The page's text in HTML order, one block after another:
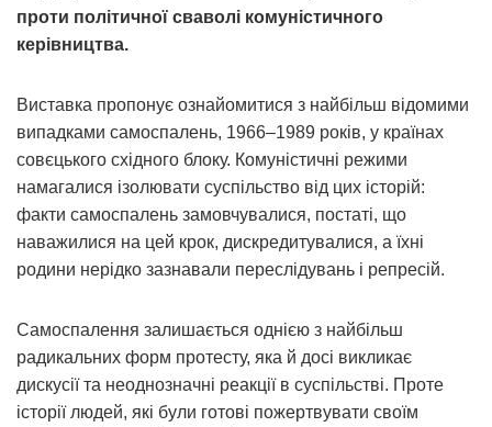
проти політичної сваволі комуністичного
керівництва.
Виставка пропонує ознайомитися з найбільш відомими
випадками самоспалень, 1966–1989 років, у країнах
совєцького східного блоку. Комуністичні режими
намагалися ізолювати суспільство від цих історій:
факти самоспалень замовчувалися, постаті, що
наважилися на цей крок, дискредитувалися, а їхні
родини нерідко зазнавали переслідувань і репресій.
Самоспалення залишається однією з найбільш
радикальних форм протесту, яка й досі викликає
дискусії та неоднозначні реакції в суспільстві. Проте
історії людей, які були готові пожертвувати своїм